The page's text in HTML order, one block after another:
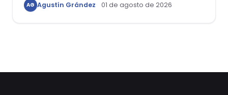
AG Agustín Grández 01 de agosto de 2026